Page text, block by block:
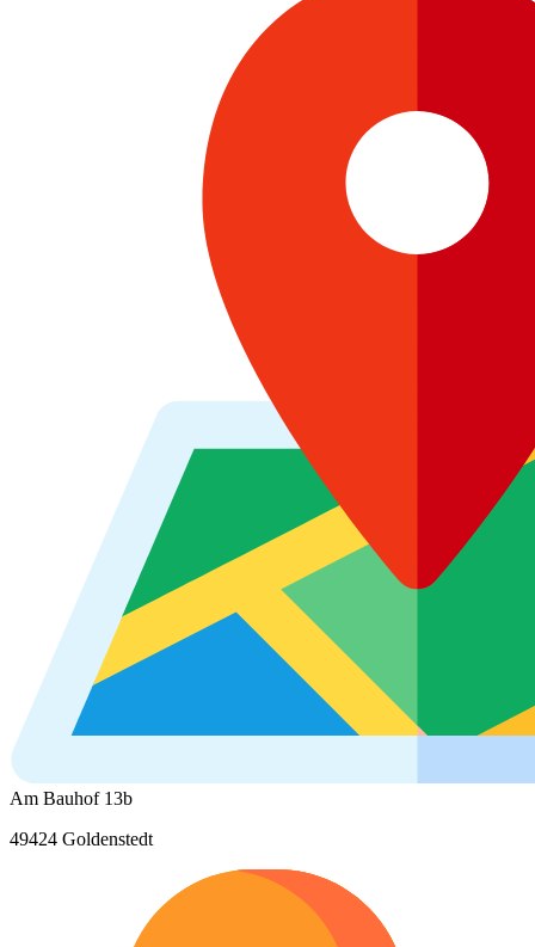
Am Bauhof 13b
49424 Goldenstedt